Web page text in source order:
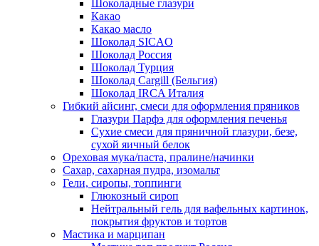
Шоколадные глазури
Какао
Какао масло
Шоколад SICAO
Шоколад Россия
Шоколад Турция
Шоколад Cargill (Бельгия)
Шоколад IRCA Италия
Гибкий айсинг, смеси для оформления пряников
Глазури Парфэ для оформления печенья
Сухие смеси для пряничной глазури, безе,
сухой яичный белок
Ореховая мука/паста, пралине/начинки
Сахар, сахарная пудра, изомальт
Гели, сиропы, топпинги
Глюкозный сироп
Нейтральный гель для вафельных картинок,
покрытия фруктов и тортов
Мастика и марципан